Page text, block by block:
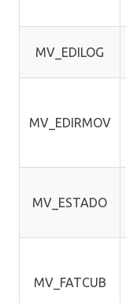
MV_EDILOG
MV_EDIRMOV
MV_ESTADO
MV_FATCUB